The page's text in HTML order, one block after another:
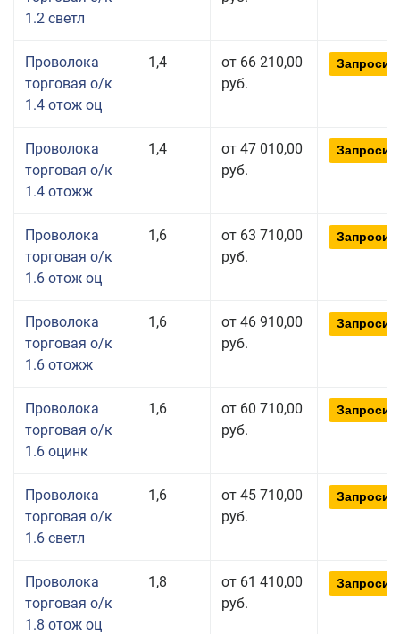
1.2 светл
Проволока
торговая о/к
1.4 отож оц
1,4
от 66 210,00
руб.
Проволока
торговая о/к
1.4 отожж
1,4
от 47 010,00
руб.
Проволока
торговая о/к
1.6 отож оц
1,6
от 63 710,00
руб.
Проволока
торговая о/к
1.6 отожж
1,6
от 46 910,00
руб.
Проволока
торговая о/к
1.6 оцинк
1,6
от 60 710,00
руб.
Проволока
торговая о/к
1.6 светл
1,6
от 45 710,00
руб.
Проволока
торговая о/к
1.8 отож оц
1,8
от 61 410,00
руб.